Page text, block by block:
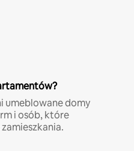
umeblowane domy
i osób, które